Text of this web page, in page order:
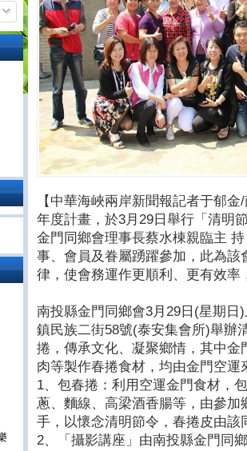
【中華海峽兩岸新聞報記者于郁
年度計畫，於3月29日舉行「清明
金門同鄉會理事長蔡水棟親臨主
事、會員及眷屬踴躍參加，此為
律，使會務運作更順利、更有效率
南投縣金門同鄉會3月29日(星期
鎮民族二街58號(泰安集會所)舉辦
捲，傳承文化、凝聚鄉情，其中
肉等製作春捲食材，均由金門空運
1、包春捲：利用空運金門食材，
蔥、麵線、高梁酒香腸等，由參
手，以懷念清明節令，春捲皮由
2、「攝影講座」由南投縣金門同